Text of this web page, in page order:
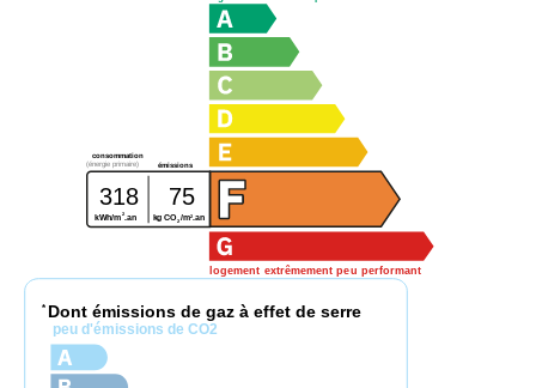
logement extrêmement peu performant
consommation
émissions
(énergie primaire)
318 75
kWh/m 2 .an kg CO2/m2 .an
* Dont émissions de gaz à effet de serre
peu d'émissions de CO2